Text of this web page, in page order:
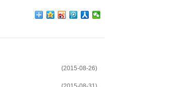
(2015-08-26)